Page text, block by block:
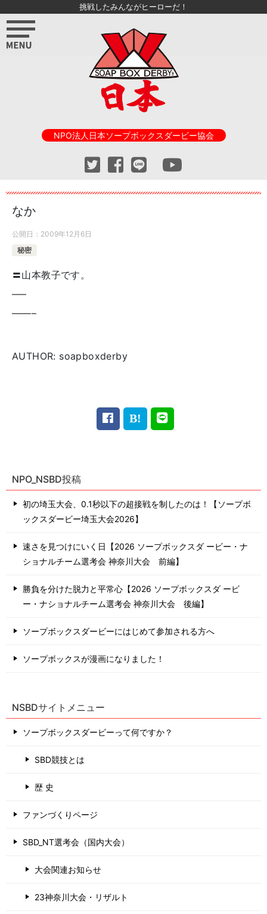
挑戦したみんながヒーローだ！
NPO法人日本ソープボックスダービー協会
なか
公開日： 2009年12月6日
秘密
〓山本教子です。
—–
——–
AUTHOR: soapboxderby
NPO_NSBD投稿
初の埼玉大会、0.1秒以下の超接戦を制したのは！【ソープボ
ックスダービー埼玉大会2026】
速さを見つけにいく日【2026 ソープボックスダ ービー・ナ
ショナルチーム選考会 神奈川⼤会 前編】
勝負を分けた脱力と平常心【2026 ソープボックスダ ービ
ー・ナショナルチーム選考会 神奈川⼤会 後編】
ソープボックスダービーにはじめて参加される方へ
ソープボックスが漫画になりました！
NSBDサイトメニュー
ソープボックスダービーって何ですか？
SBD競技とは
歴 史
ファンづくりページ
SBD_NT選考会（国内大会）
大会関連お知らせ
23神奈川大会・リザルト